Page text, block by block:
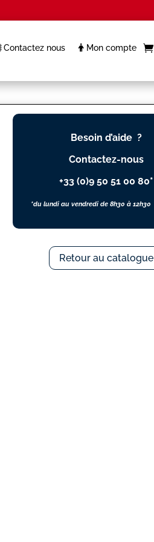
Contactez nous Mon compte
Besoin d’aide ?
Contactez-nous
+33 (0)9 50 51 00 80*
*du lundi au vendredi de 8h30 à 12h30
Retour au catalogue